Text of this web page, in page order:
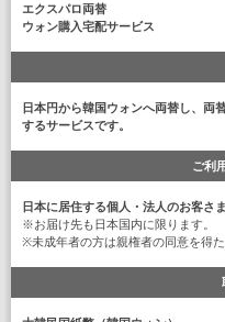
エクスパロ両替
ウォン購入宅配サービス
日本円から韓国ウォンへ両替し、両
するサービスです。
ご利
日本に居住する個人・法人のお客さま
※お届け先も日本国内に限ります。
※未成年者の方は親権者の同意を得た